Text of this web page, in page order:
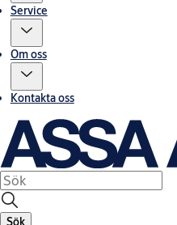
Service
Om oss
Kontakta oss
Sök